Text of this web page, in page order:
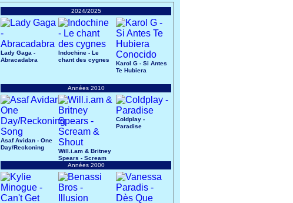
2024/2025
Lady Gaga -
Abracadabra
Indochine - Le
chant des cygnes
Karol G - Si Antes
Te Hubiera
Années 2010
Asaf Avidan - One
Day/Reckoning
Will.i.am & Britney
Spears - Scream
& Shout
Coldplay -
Paradise
Années 2000